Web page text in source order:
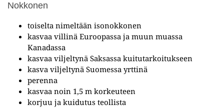
Nokkonen
toiselta nimeltään isonokkonen
kasvaa villinä Euroopassa ja muun muassa
Kanadassa
kasvaa viljeltynä Saksassa kuitutarkoitukseen
kasva viljeltynä Suomessa yrttinä
perenna
kasvaa noin 1,5 m korkeuteen
korjuu ja kuidutus teollista